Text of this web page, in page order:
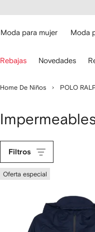
Moda para mujer Moda
Rebajas Novedades
Home De Niños POLO
Filtros
Oferta especial